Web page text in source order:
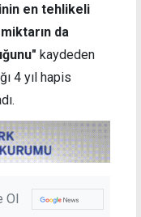
en tehlikeli
da
kaydeden
4 yıl hapis
Ol